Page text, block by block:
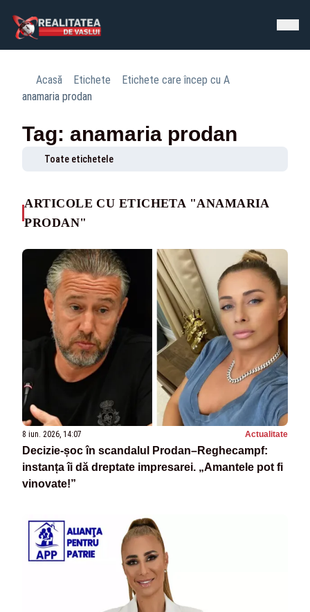
Acasă Etichete
Etichete care încep cu A
anamaria prodan
Tag: anamaria prodan
Toate etichetele
ARTICOLE CU ETICHETA "ANAMARIA
PRODAN"
8 iun. 2026, 14:07 Actualitate
Decizie‑șoc în scandalul Prodan–Reghecampf:
instanța îi dă dreptate impresarei. „Amantele pot fi
vinovate!”